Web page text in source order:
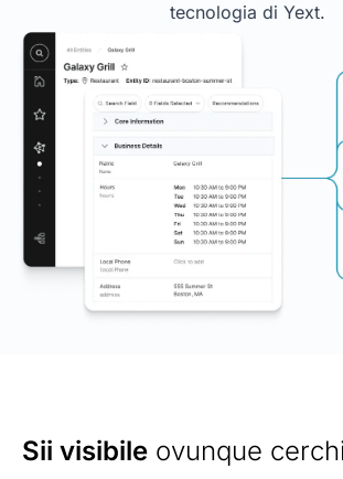
tecnologia di Yext.
Sii visibile ovunque